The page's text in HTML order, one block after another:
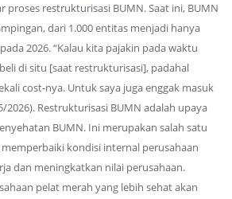
proses restrukturisasi BUMN. Saat ini, BUMN
dari 1.000 entitas menjadi hanya
2026. “Kalau kita pajakin pada waktu
di situ [saat restrukturisasi], padahal
cost-nya. Untuk saya juga enggak masuk
2026). Restrukturisasi BUMN adalah upaya
BUMN. Ini merupakan salah satu
kondisi internal perusahaan
dan meningkatkan nilai perusahaan.
pelat merah yang lebih sehat akan